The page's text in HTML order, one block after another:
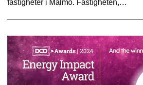
fastigheter i Malmö. Fastigheten,…